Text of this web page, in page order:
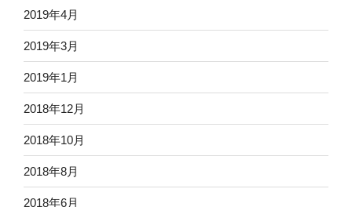
2019年4月
2019年3月
2019年1月
2018年12月
2018年10月
2018年8月
2018年6月